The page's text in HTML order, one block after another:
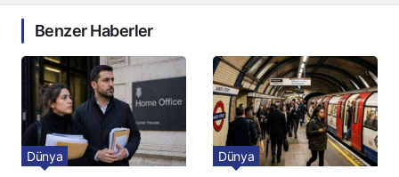
Benzer Haberler
Dünya Dünya